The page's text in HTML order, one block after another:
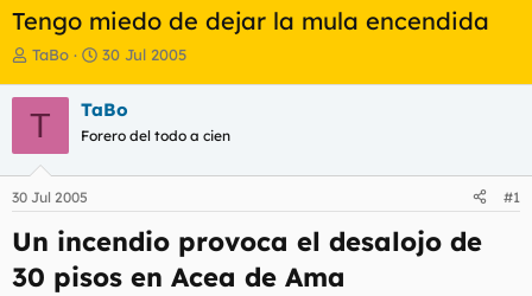
Tengo miedo de dejar la mula encendida
I
i
c
a
d
o
d
e
l
TaBo
F
h
a
e
i
i
30 Jul 2005
T TaBo
Forero del todo a cien
30 Jul 2005 #1
Un incendio provoca el desalojo de
30 pisos en Acea de Ama